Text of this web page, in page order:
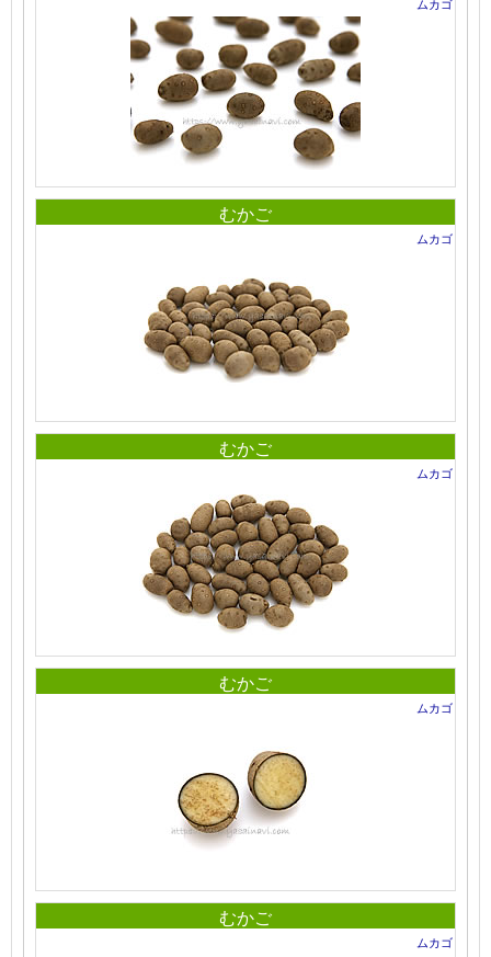
むかご
ムカゴ
むかご
ムカゴ
むかご
ムカゴ
むかご
ムカゴ